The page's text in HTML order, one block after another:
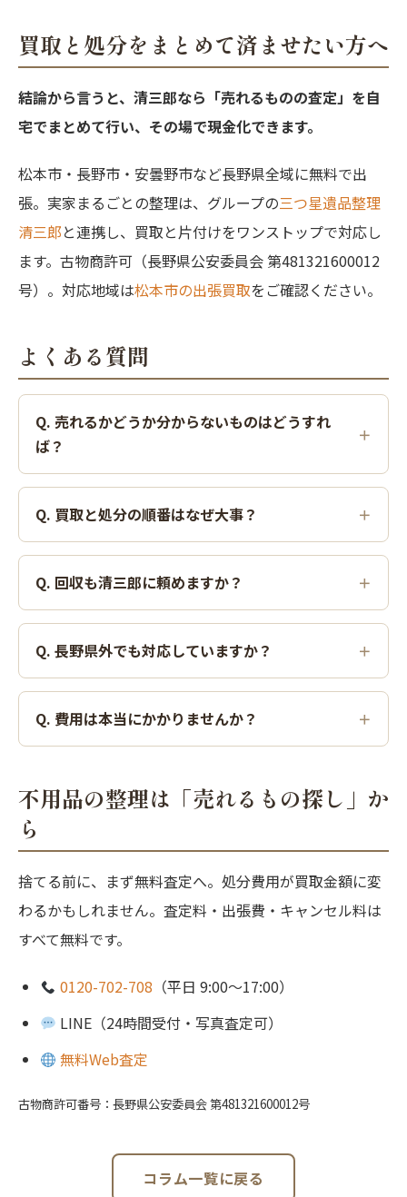
買取と処分をまとめて済ませたい方へ
結論から言うと、清三郎なら「売れるものの査定」を自
宅でまとめて行い、その場で現金化できます。
松本市・長野市・安曇野市など長野県全域に無料で出
張。実家まるごとの整理は、グループの三つ星遺品整理
清三郎と連携し、買取と片付けをワンストップで対応し
ます。古物商許可（長野県公安委員会 第481321600012
号）。対応地域は松本市の出張買取をご確認ください。
よくある質問
Q. 売れるかどうか分からないものはどうすれ
ば？
Q. 買取と処分の順番はなぜ大事？
Q. 回収も清三郎に頼めますか？
Q. 長野県外でも対応していますか？
Q. 費用は本当にかかりませんか？
不用品の整理は「売れるもの探し」か
ら
捨てる前に、まず無料査定へ。処分費用が買取金額に変
わるかもしれません。査定料・出張費・キャンセル料は
すべて無料です。
0120-702-708 （平日 9:00〜17:00）
LINE（24時間受付・写真査定可）
無料Web査定
古物商許可番号：長野県公安委員会 第481321600012号
コラム一覧に戻る